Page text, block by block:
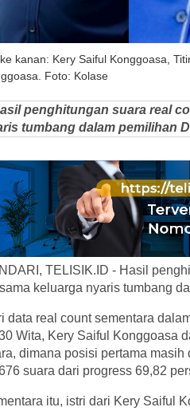
kanan: Kery Saiful Konggoasa,
Foto: Kolase
penghitungan suara real
tumbang dalam pemilihan
TELISIK.ID - Hasil
keluarga nyaris tumbang
data real count sementara
Wita, Kery Saiful Konggoasa
dimana posisi pertama
suara dari progress 69,82
itu, istri dari Kery Saiful